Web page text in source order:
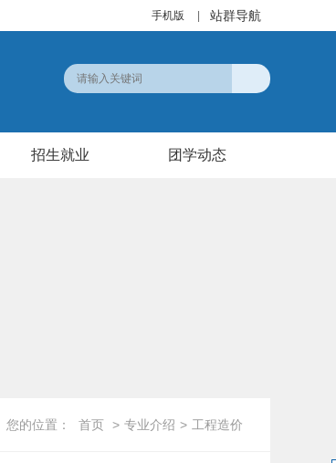
站群导航
手机版
招生就业 团学动态
您的位置： 首页 > 专业介绍 > 工程造价